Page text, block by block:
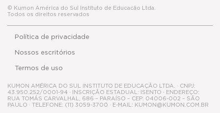
© Kumon América do Sul Instituto de Educacão Ltda.
Todos os direitos reservados
Política de privacidade
Termos de uso
Nossos escritórios
KUMON AMÉRICA DO SUL INSTITUTO DE EDUCAÇÃO LTDA. · CNPJ:
43.950.252/0001-94 · INSCRIÇÃO ESTADUAL: ISENTO · ENDEREÇO:
RUA TOMÁS CARVALHAL, 686 – PARAÍSO – CEP: 04006-002 – SÃO
PAULO · TELEFONE: (11) 3059-3700 · E-MAIL: KUMON@KUMON.COM.BR